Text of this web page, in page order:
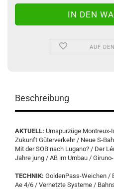
AUF
Beschreibung
AKTUELL: Umspurzüge
Zukunft Güterverkehr / Neue S-
Mit der SOB nach Lugano? / Der
Jahre jung / AB im Umbau /
TECHNIK: GoldenPass-Weichen /
Ae 4/6 / Vernetzte Systeme /